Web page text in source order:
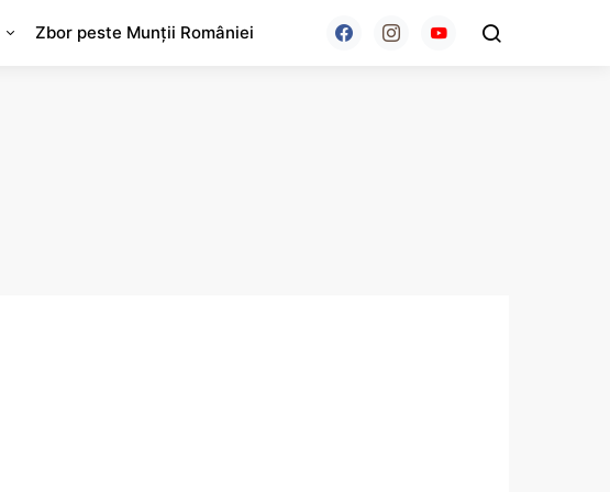
Zbor peste Munții României